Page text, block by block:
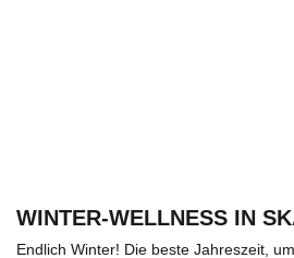
WINTER-WELLNESS IN
Endlich Winter! Die beste Jahreszeit,